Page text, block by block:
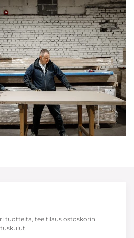
tuotteita, tee tilaus ostoskorin